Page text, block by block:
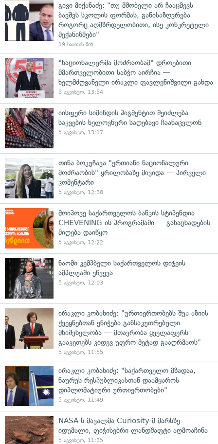
გივი მიქანაძე: "თუ მშობელი არ ჩააცმევს
ბავშვს სკოლის ფორმას, განისაზღვრება
როგორც აღმზრდელობითი, ისე კონკრეტული
მექანიზმები"
19 საათის წინ
"ნაციონალურმა მოძრაობამ" დროებითი
მმართველობითი საბჭო აირჩია —
ხელმძღვანელი ირაკლი ფავლენიშვილი გახდა
5 აგვისტო, 13:54
იისფერი სიმინდის პიგმენტით შეიძლება
საკვების ხელოვნური საღებავი ჩაანაცვლონ
5 აგვისტო, 13:17
თინა ბოკუჩავა "ერთიანი ნაციონალური
მოძრაობის" ყრილობაზე მივიდა — პირველი
კომენტარი
5 აგვისტო, 12:38
მოიპოვე საქართველოს ბანკის სტიპენდია
CHEVENING-ის პროგრამაში — განაცხადების
მიღება დაიწყო
5 აგვისტო, 12:22
ნაომი კემპბელი საქართველოს დიჯეის
ამპლუაში ეწვევა
5 აგვისტო, 12:03
ირაკლი კობახიძე: "ურთიერთობებს შუა აზიის
ქვეყნებთან ენიჭება განსაკუთრებული
მნიშვნელობა — მთავრობა ყველაფერს
გააკეთებს კიდევ უფრო მეტად გააღრმაოს"
5 აგვისტო, 11:55
ირაკლი კობახიძე: "საქართველო მზადაა,
ნაურუს რესპუბლიკასთან დაამყაროს
დიპლომატიური ურთიერთობები"
5 აგვისტო, 11:49
NASA-ს მავალმა Curiosity-მ მარსზე
იდუმალი, ფიჭისებრი ლანდშაფტი აღმოაჩინა
5 აგვისტო, 11:35